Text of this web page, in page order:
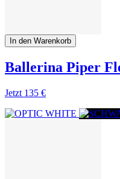
In den Warenkorb
Ballerina Piper
Jetzt 135 €